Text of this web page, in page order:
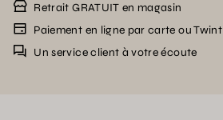
Retrait GRATUIT en magasin
Paiement en ligne par carte ou Twint
Un service client à votre écoute